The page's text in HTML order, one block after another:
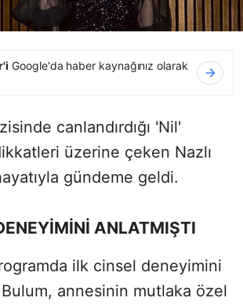
Google'da haber kaynağınız olarak
canlandırdığı 'Nil'
üzerine çeken Nazlı
gündeme geldi.
ANLATMIŞTI
ilk cinsel deneyimini
Bulum, annesinin mutlaka özel